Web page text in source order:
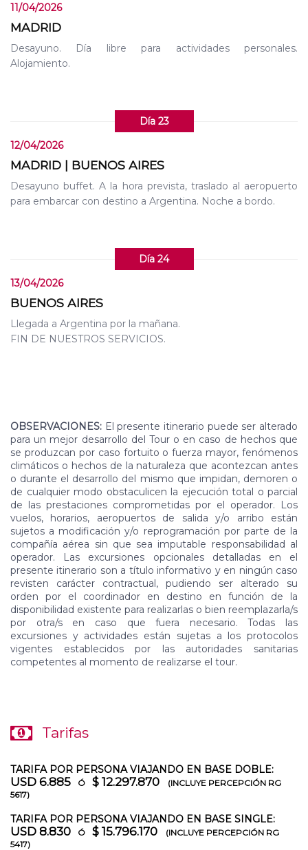
11/04/2026
MADRID
Desayuno. Día libre para actividades personales.
Alojamiento.
Día 23
12/04/2026
MADRID | BUENOS AIRES
Desayuno buffet. A la hora prevista, traslado al aeropuerto
para embarcar con destino a Argentina. Noche a bordo.
Día 24
13/04/2026
BUENOS AIRES
Llegada a Argentina por la mañana.
FIN DE NUESTROS SERVICIOS.
OBSERVACIONES: El presente itinerario puede ser alterado
para un mejor desarrollo del Tour o en caso de hechos que
se produzcan por caso fortuito o fuerza mayor, fenómenos
climáticos o hechos de la naturaleza que acontezcan antes
o durante el desarrollo del mismo que impidan, demoren o
de cualquier modo obstaculicen la ejecución total o parcial
de las prestaciones comprometidas por el operador. Los
vuelos, horarios, aeropuertos de salida y/o arribo están
sujetos a modificación y/o reprogramación por parte de la
compañía aérea sin que sea imputable responsabilidad al
operador. Las excursiones opcionales detalladas en el
presente itinerario son a título informativo y en ningún caso
revisten carácter contractual, pudiendo ser alterado su
orden por el coordinador en destino en función de la
disponibilidad existente para realizarlas o bien reemplazarla/s
por otra/s en caso que fuera necesario. Todas las
excursiones y actividades están sujetas a los protocolos
vigentes establecidos por las autoridades sanitarias
competentes al momento de realizarse el tour.
Tarifas
TARIFA POR PERSONA VIAJANDO EN BASE DOBLE:
USD 6.885 Ó $ 12.297.870
(INCLUYE PERCEPCIÓN RG
5617)
TARIFA POR PERSONA VIAJANDO EN BASE SINGLE:
USD 8.830 Ó $ 15.796.170
(INCLUYE PERCEPCIÓN RG
5417)